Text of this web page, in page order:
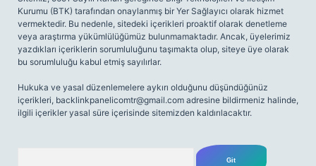
Kurumu (BTK) tarafından onaylanmış bir Yer Sağlayıcı olarak hizmet
vermektedir. Bu nedenle, sitedeki içerikleri proaktif olarak denetleme
veya araştırma yükümlülüğümüz bulunmamaktadır. Ancak, üyelerimiz
yazdıkları içeriklerin sorumluluğunu taşımakta olup, siteye üye olarak
bu sorumluluğu kabul etmiş sayılırlar.
Hukuka ve yasal düzenlemelere aykırı olduğunu düşündüğünüz
içerikleri, backlinkpanelicomtr@gmail.com adresine bildirmeniz halinde,
ilgili içerikler yasal süre içerisinde sitemizden kaldırılacaktır.